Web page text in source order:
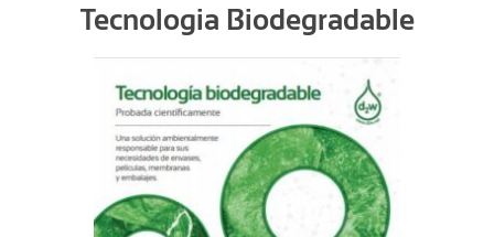
Tecnologia Biodegradable